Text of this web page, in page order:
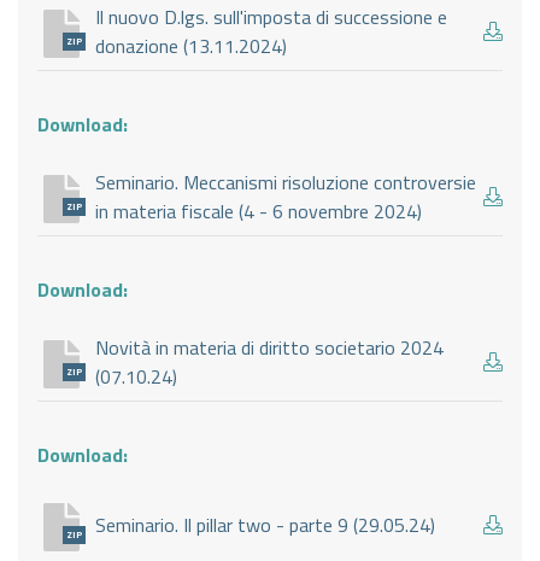
ZIP
Il nuovo D.lgs. sull'imposta di successione e
donazione (13.11.2024)
Download:
ZIP
Seminario. Meccanismi risoluzione controversie
in materia fiscale (4 - 6 novembre 2024)
Download:
ZIP
Novità in materia di diritto societario 2024
(07.10.24)
Download:
ZIP Seminario. Il pillar two - parte 9 (29.05.24)